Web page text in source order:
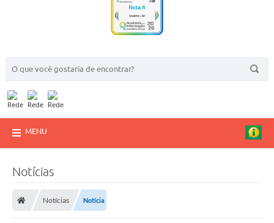
MENU
Notícias
Notícias Notícia